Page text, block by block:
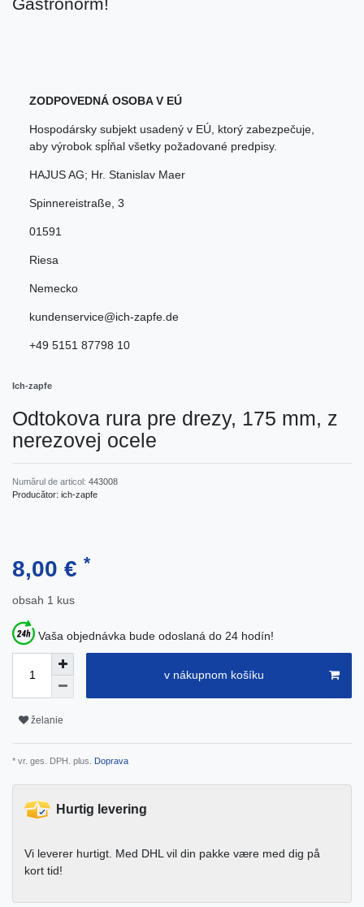
Gastronorm!
ZODPOVEDNÁ OSOBA V EÚ
Hospodársky subjekt usadený v EÚ, ktorý zabezpečuje,
aby výrobok spĺňal všetky požadované predpisy.
HAJUS AG; Hr. Stanislav Maer
Spinnereistraße 3
01591
Riesa
Nemecko
kundenservice@ich-zapfe.de
+49 5151 87798 10
Ich-zapfe
Odtokova rura pre drezy, 175 mm, z
nerezovej ocele
Numărul de articol: 443008
Producător: ich-zapfe
8,00 € *
obsah 1 kus
Vaša objednávka bude odoslaná do 24 hodín!
v nákupnom košíku
želanie
* vr. ges. DPH. plus. Doprava
Hurtig levering
Vi leverer hurtigt. Med DHL vil din pakke være med dig på
kort tid!